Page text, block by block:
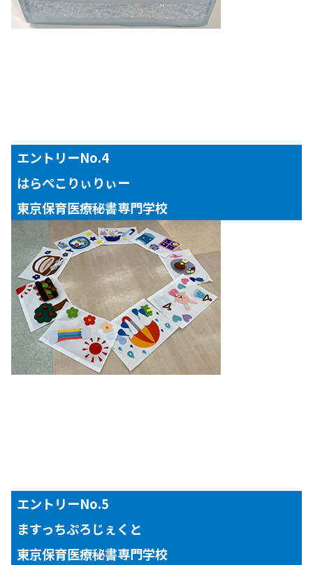
【対象年齢】１～３歳児
エントリーNo.4
はらぺこりぃりぃー
東京保育医療秘書専門学校
エントリーNo.5
ますっちぷろじぇくと
東京保育医療秘書専門学校